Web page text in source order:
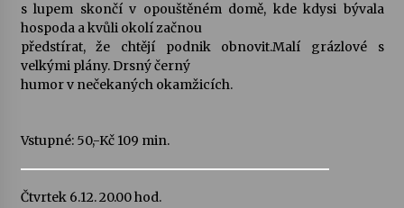
Za kulturou kousek za Humpolec. V Želivě ožije
odkaz Josefa Čapka
13. 7. 2026
3. 7. 2026
30. 6. 2026
s lupem skončí v opouštěném domě, kde kdysi bývala
hospoda a kvůli okolí začnou
předstírat, že chtějí podnik obnovit.Malí grázlové s
velkými plány. Drsný černý
humor v nečekaných okamžicích.
Vstupné: 50,-Kč 109 min.
Čtvrtek 6.12. 20.00 hod.